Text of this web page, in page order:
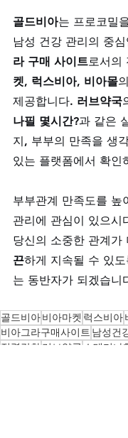
골드비아는 프로코밀
남성 건강 관리의 중
라 구매 사이트로서의
켓, 럭스비아, 비아몰
제공합니다. 러브약국
나필 몇시간?과 같은
지, 부부의 만족을 생
있는 플랫폼에서 확인
부부관계 만족도를 높
관리에 관심이 있으시
당신의 소중한 관계가
끈하게 지속될 수 있
는 동반자가 되겠습니
골드비아비아마켓 럭스비아
비아그라구매사이트 남성건
정력강화 러브약국 스테미나